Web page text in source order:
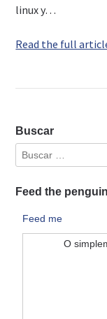
linux y…
Read the full
Buscar
Feed the penguin
Feed me
O